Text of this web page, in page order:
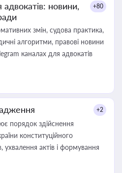
новини,
+80
змін, судова практика,
алгоритми, правові новини
каналах для адвокатів
+2
порядок здійснення
конституційного
актів і формування